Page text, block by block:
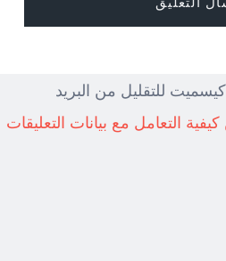
للتقليل من البريد
التعامل مع بيانات التعليقات